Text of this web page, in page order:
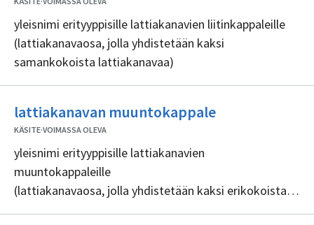
yleisnimi erityyppisille lattiakanavien liitinkappaleille
(lattiakanavaosa, jolla yhdistetään kaksi
samankokoista lattiakanavaa)
lattiakanavan muuntokappaleEi
KÄSITE·VOIMASSA OLEVA
yleisnimi erityyppisille lattiakanavien
muuntokappaleille
(lattiakanavaosa, jolla yhdistetään kaksi erikokoista